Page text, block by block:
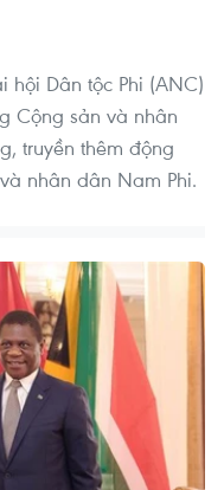
hội Dân tộc Phi (ANC)
Cộng sản và nhân
truyền thêm động
nhân dân Nam Phi.